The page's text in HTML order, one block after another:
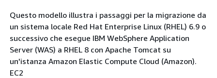
Questo modello illustra i passaggi per la migrazione da
un sistema locale Red Hat Enterprise Linux (RHEL) 6.9 o
successivo che esegue IBM WebSphere Application
Server (WAS) a RHEL 8 con Apache Tomcat su
un'istanza Amazon Elastic Compute Cloud (Amazon).
EC2